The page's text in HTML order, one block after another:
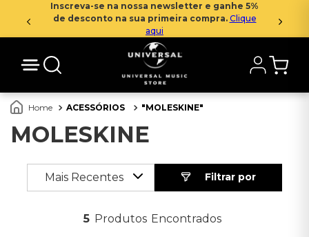
Inscreva-se na nossa newsletter e ganhe 5%
de desconto na sua primeira compra. Clique
aqui
ACESSÓRIOS MOLESKINE
MOLESKINE
Mais Recentes
5 Produtos